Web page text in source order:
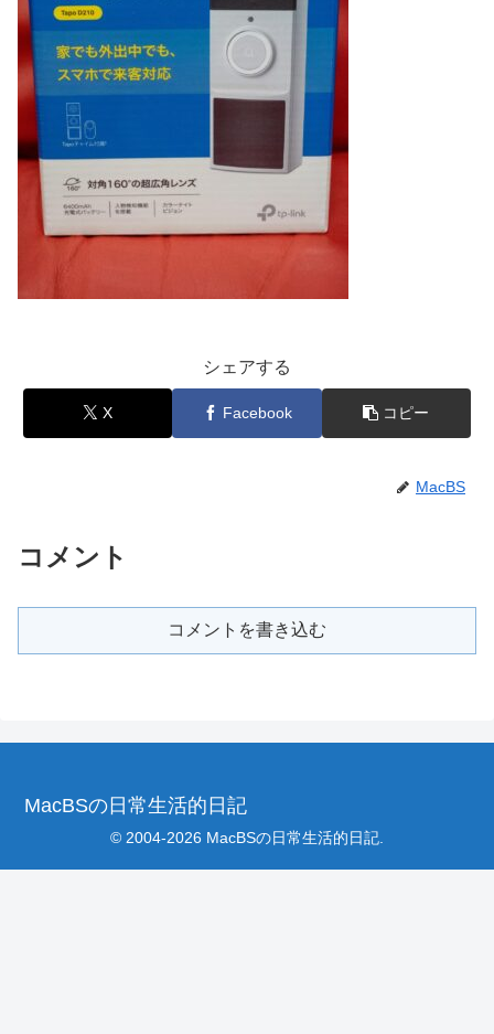
シェアする
X Facebook コピー
MacBS
コメント
コメントを書き込む
MacBSの日常生活的日記
© 2004-2026 MacBSの日常生活的日記.